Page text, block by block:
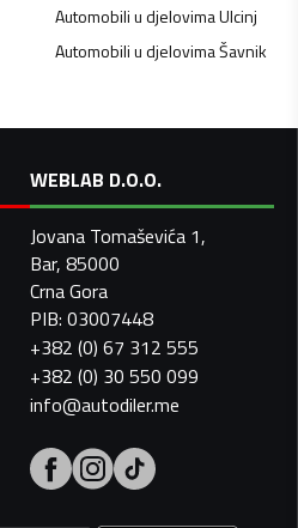
Automobili u djelovimaUlcinj
Automobili u djelovimaŠavnik
WEBLAB D.O.O.
Jovana Tomaševića 1,
Bar, 85000
Crna Gora
PIB: 03007448
+382 (0) 67 312 555
+382 (0) 30 550 099
info@autodiler.me